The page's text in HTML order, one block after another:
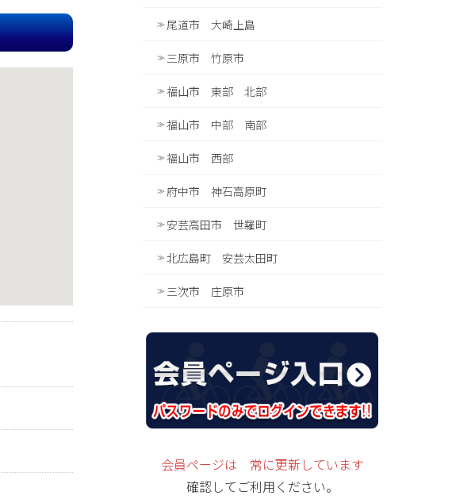
尾道市 大崎上島
三原市 竹原市
福山市 東部 北部
福山市 中部 南部
福山市 西部
府中市 神石高原町
安芸高田市 世羅町
北広島町 安芸太田町
三次市 庄原市
会員ページは 常に更新しています
確認してご利用ください。